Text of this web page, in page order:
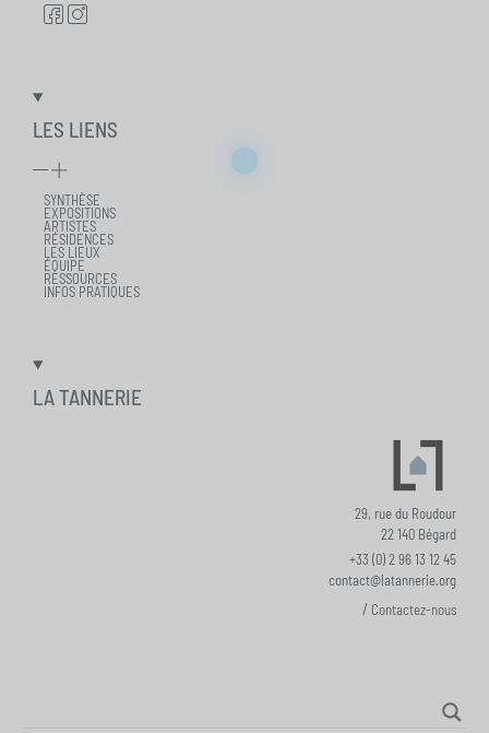
LES LIENS
SYNTHÈSE
EXPOSITIONS
ARTISTES
RÉSIDENCES
LES LIEUX
ÉQUIPE
RESSOURCES
INFOS PRATIQUES
LA TANNERIE
29, rue du Roudour
22 140 Bégard
+33 (0) 2 96 13 12 45
contact@latannerie.org
/ Contactez-nous